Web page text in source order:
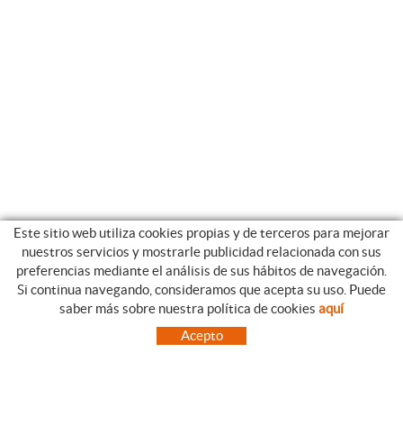
CATEGORIAS GUIA DE COMPRA
CONDICIONES DE COMPRA
PAGO
Este sitio web utiliza cookies propias y de terceros para mejorar
nuestros servicios y mostrarle publicidad relacionada con sus
preferencias mediante el análisis de sus hábitos de navegación.
Si continua navegando, consideramos que acepta su uso. Puede
saber más sobre nuestra política de cookies aquí
Acepto